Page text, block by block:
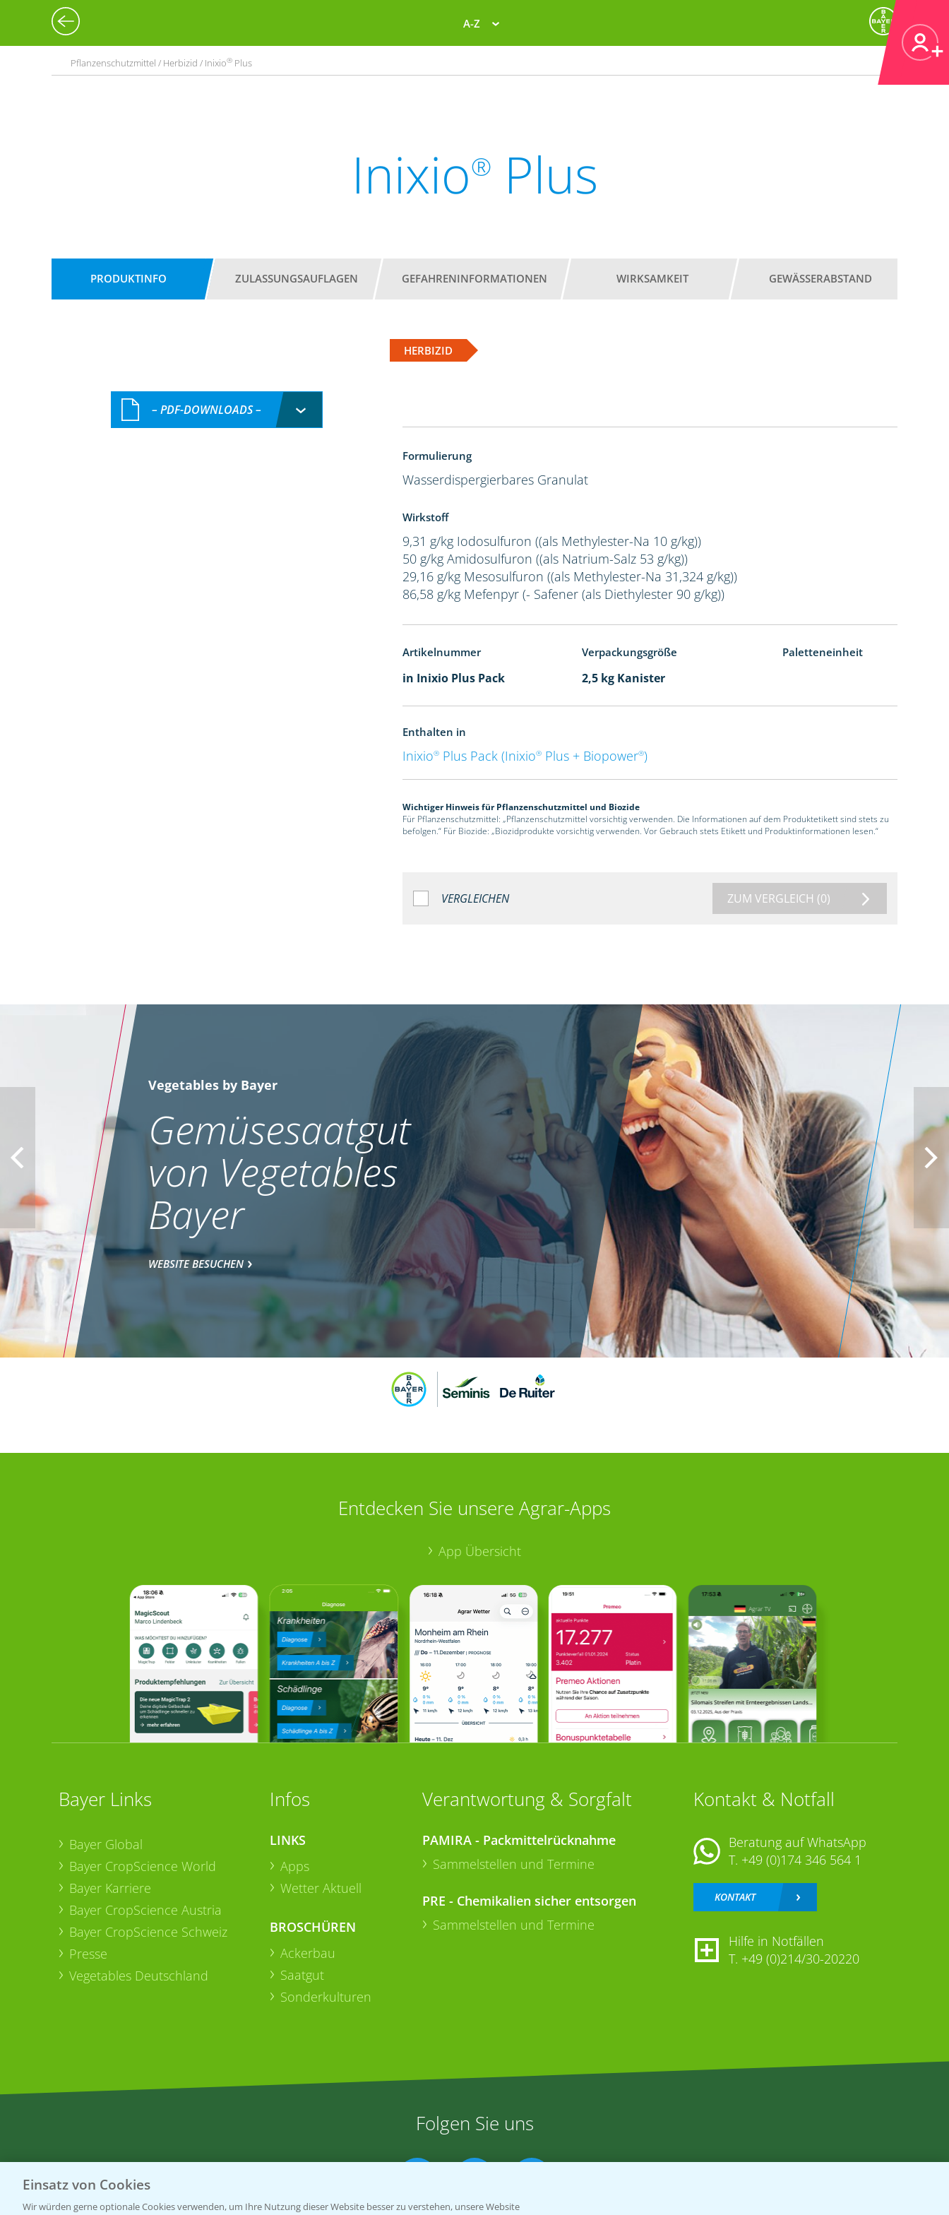
A-Z
Pflanzenschutzmittel / Herbizid / Inixio® Plus
Inixio® Plus
PRODUKTINFO ZULASSUNGSAUFLAGEN GEFAHRENINFORMATIONEN WIRKSAMKEIT GEWÄSSERABSTAND
HERBIZID
– PDF-DOWNLOADS –
Formulierung
Wasserdispergierbares Granulat
Wirkstoff
9,31 g/kg Iodosulfuron ((als Methylester-Na 10 g/kg))
50 g/kg Amidosulfuron ((als Natrium-Salz 53 g/kg))
29,16 g/kg Mesosulfuron ((als Methylester-Na 31,324 g/kg))
86,58 g/kg Mefenpyr (- Safener (als Diethylester 90 g/kg))
Artikelnummer Verpackungsgröße Paletteneinheit
in Inixio Plus Pack 2,5 kg Kanister
Enthalten in
Inixio® Plus Pack (Inixio® Plus + Biopower®)
Wichtiger Hinweis für Pflanzenschutzmittel und Biozide
Für Pflanzenschutzmittel: „Pflanzenschutzmittel vorsichtig verwenden. Die Informationen auf dem Produktetikett sind stets zu
befolgen.“ Für Biozide: „Biozidprodukte vorsichtig verwenden. Vor Gebrauch stets Etikett und Produktinformationen lesen.“
VERGLEICHEN ZUM VERGLEICH (0)
Vegetables by Bayer
Gemüsesaatgut
von Vegetables
Bayer
WEBSITE BESUCHEN
Entdecken Sie unsere Agrar-Apps
App Übersicht
Bayer Links
Bayer Global
Bayer CropScience World
Bayer Karriere
Bayer CropScience Austria
Bayer CropScience Schweiz
Presse
Vegetables Deutschland
Infos
LINKS
Apps
Wetter Aktuell
BROSCHÜREN
Ackerbau
Saatgut
Sonderkulturen
Verantwortung & Sorgfalt
PAMIRA - Packmittelrücknahme
Sammelstellen und Termine
PRE - Chemikalien sicher entsorgen
Sammelstellen und Termine
Kontakt & Notfall
Beratung auf WhatsApp
T. +49 (0)174 346 564 1
KONTAKT
Hilfe in Notfällen
T. +49 (0)214/30-20220
Folgen Sie uns
Einsatz von Cookies
Wir würden gerne optionale Cookies verwenden, um Ihre Nutzung dieser Website besser zu verstehen, unsere Website